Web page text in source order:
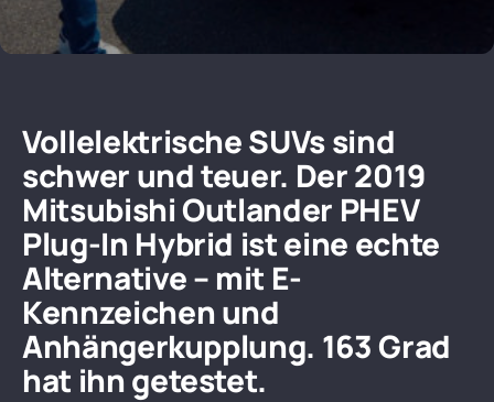
Vollelektrische SUVs sind
schwer und teuer. Der 2019
Mitsubishi Outlander PHEV
Plug-In Hybrid ist eine echte
Alternative – mit E-
Kennzeichen und
Anhängerkupplung. 163 Grad
hat ihn getestet.